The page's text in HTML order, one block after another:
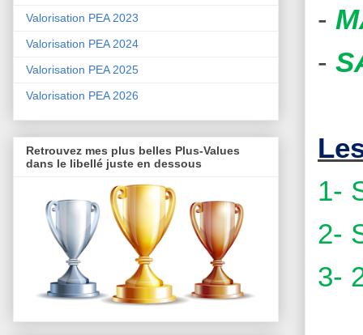
-
-
1-
2-
3-
Valorisation PEA 2023
Valorisation PEA 2024
Valorisation PEA 2025
Valorisation PEA 2026
Retrouvez mes plus belles Plus-Values
dans le libellé juste en dessous